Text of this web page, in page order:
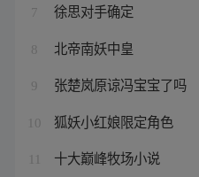
7 徐思对手确定
8 北帝南妖中皇
9 张楚岚原谅冯宝宝了吗
10 狐妖小红娘限定角色
十大巅峰牧场小说